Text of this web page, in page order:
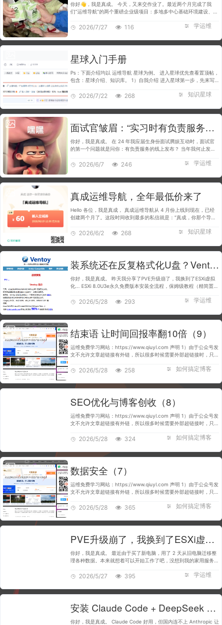
你好👋，我是真成。 今天，又来交作业了。最近两个月完成了我
们“运维导航”的两个重磅企业级项目：多地多中心基础环境建设、云
续开始在抖音、B站、公…
学运维
2026/7/27 116
星球入门手册
Ps：下面介绍均以 运维导航 星球为例。 进入星球优先查看置顶帖，
包含：星球介绍、知识库。 1）自我介绍 进入星球第一步，先来写
你（相互链接）！…
知识星球
2026/7/22 268
面试官皱眉：“实习时有负责服务的线上发布？” 我：“怎么可能没有发布？公司就我一个运维啊”，他愣了…
你好，我是真成。 在 24 年我应届生身份面试腾娱互动时，面试官
的第一个问题就是问你：有负责服务的线上发布？ 当年我何止发布
维，统统都归我管。我一…
学运维
2026/6/7 246
真成运维导航，全年最低价来了
Hello 各位，我是真成， 真成运维导航从 4 月份上线到现在，已经
创建两个月了。这段时间收到最多的私信就是："真成，你那个导航
最低价。直接给大家一…
知识星球
2026/6/2 268
装系统还在反复格式化U盘？Ventoy一个工具装所有系统，3步搞定（新手建议收藏）
你好，我是真成。 昨天我分享了PVE升级崩了，我换到了ESXi虚拟
化... ESXi 8.0U3e永久免费版本安装全流程，保姆级教程（精简置备
ESXi、Windows、Linux…
学运维
2026/5/28 293
结束语 让时间回报率翻10倍（9）
运维免费学习网站：https://www.qiuyl.com 声明 1）由于公众号发
文不允许文章超链接有外链，所以很多时候需要外部超链接时，只好
控制台的导航栏中…
如何搞定博客
2026/5/28 258
SEO优化与博客创收（8）
运维免费学习网站：https://www.qiuyl.com 声明 1）由于公众号发
文不允许文章超链接有外链，所以很多时候需要外部超链接时，只好
控制台的导航栏中…
如何搞定博客
2026/5/28 324
数据安全（7）
运维免费学习网站：https://www.qiuyl.com 声明 1）由于公众号发
文不允许文章超链接有外链，所以很多时候需要外部超链接时，只好
控制台的导航栏中…
如何搞定博客
2026/5/28 365
PVE升级崩了，我换到了ESXi虚拟化… ESXi 8.0U3e永久免费版本安装全流程，保姆级教程（精简置备+永久免费许可证）
你好，我是真成。 最近由于买了新电脑，用了 2 天从旧电脑迁移整
理各种数据。本来就想着可以开始工作了吧，没想到我的家用服务器
力，默认它是厚置…
学运维
2026/5/27 395
安装 Claude Code + DeepSeek V4 免费搭建 AI 编程环境，新手也能跟上~（国内也能用，无坑版+快速安装）
你好，我是真成。 Claude Code 好用，但国内连不上 Anthropic 让